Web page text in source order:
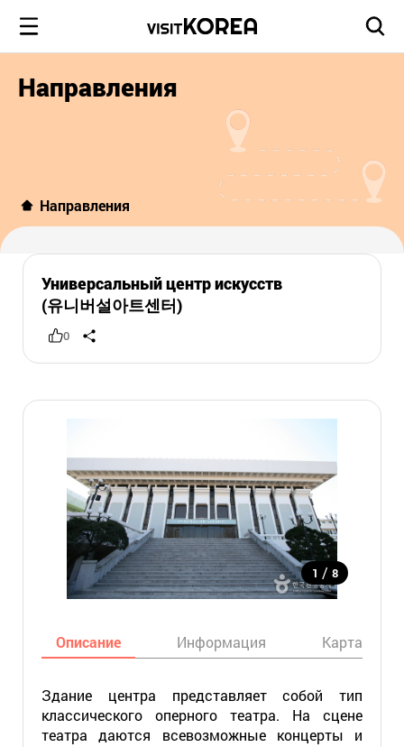
Направления
Направления
Универсальный центр искусств
(유니버설아트센터)
0
1 / 8
Описание Информация Карта
Здание центра представляет собой тип
классического оперного театра. На сцене
театра даются всевозможные концерты и